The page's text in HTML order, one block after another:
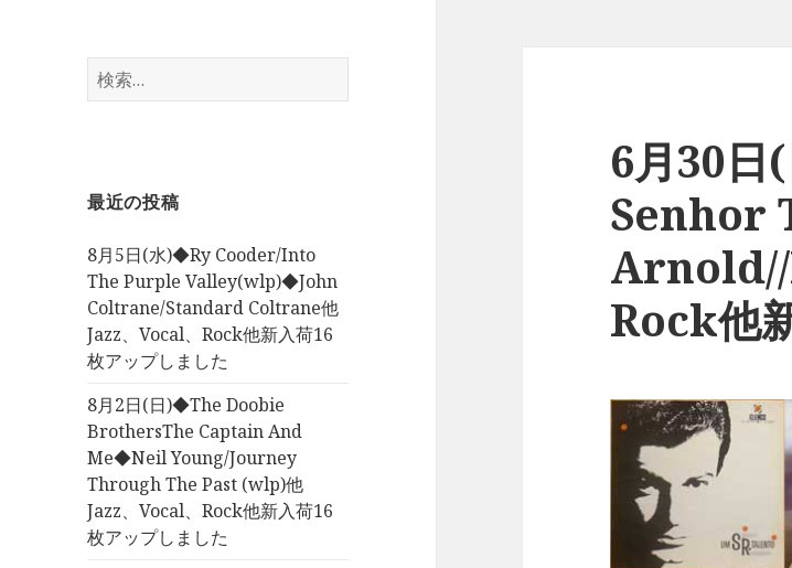
検
索
最近の投稿
8月5日(水)◆Ry Cooder/Into
The Purple Valley(wlp)◆John
Coltrane/Standard Coltrane他
Jazz、Vocal、Rock他新入荷16
枚アップしました
8月2日(日)◆The Doobie
BrothersThe Captain And
Me◆Neil Young/Journey
Through The Past (wlp)他
Jazz、Vocal、Rock他新入荷16
枚アップしました
6月30
Senhor
Arnold//
Rock他